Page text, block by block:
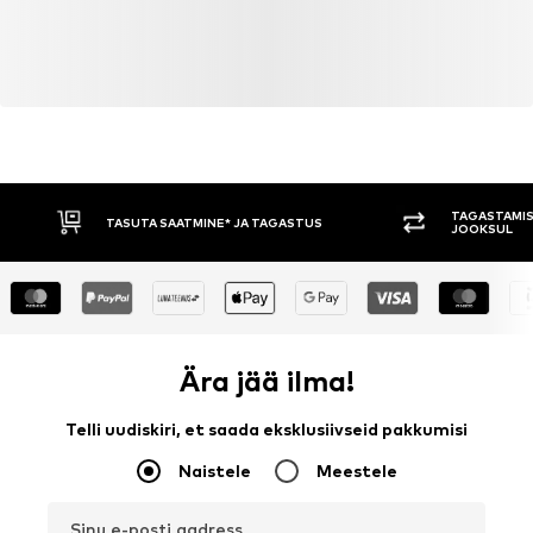
TASUTA SAATMINE* JA TAGASTUS
JOOKSUL
Ära jää ilma!
Telli uudiskiri, et saada eksklusiivseid pakkumisi
Naistele Meestele